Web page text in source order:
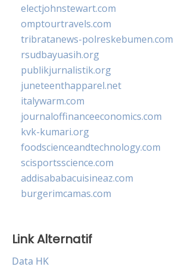
electjohnstewart.com
omptourtravels.com
tribratanews-polreskebumen.com
rsudbayuasih.org
publikjurnalistik.org
juneteenthapparel.net
italywarm.com
journaloffinanceeconomics.com
kvk-kumari.org
foodscienceandtechnology.com
scisportsscience.com
addisababacuisineaz.com
burgerimcamas.com
Link Alternatif
Data HK